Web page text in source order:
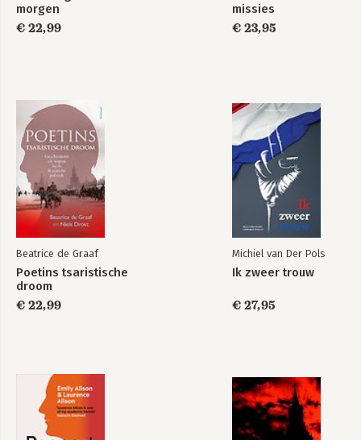
morgen
€ 22,99
missies
€ 23,95
Beatrice de Graaf
Poetins tsaristische
droom
€ 22,99
Michiel van Der Pols
Ik zweer trouw
€ 27,95